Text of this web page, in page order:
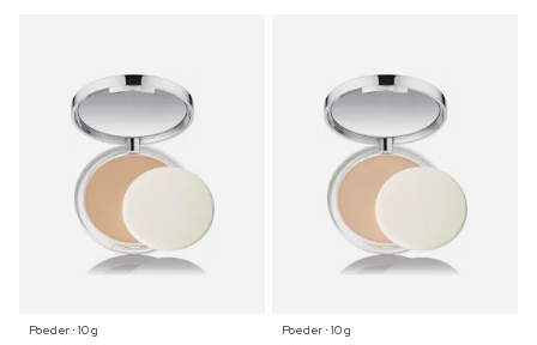
Poeder ⋅ 10 g
Poeder ⋅ 10 g